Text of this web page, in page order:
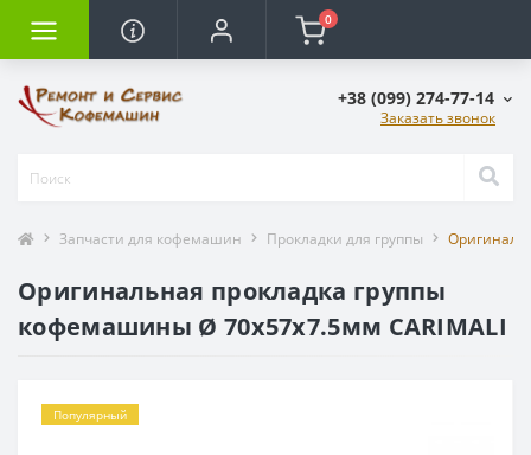
0
+38 (099) 274-77-14
Заказать звонок
Запчасти для кофемашин Прокладки для группы
Оригинальная прокладка группы
кофемашины Ø 70x57x7.5мм CARIMALI
Популярный